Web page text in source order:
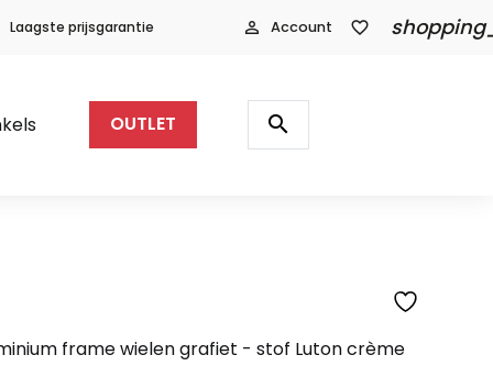
Laagste prijsgarantie person_outline Account favorite_border
OUTLET
Producten
zoeken
search
frame wielen grafiet - stof Luton crème